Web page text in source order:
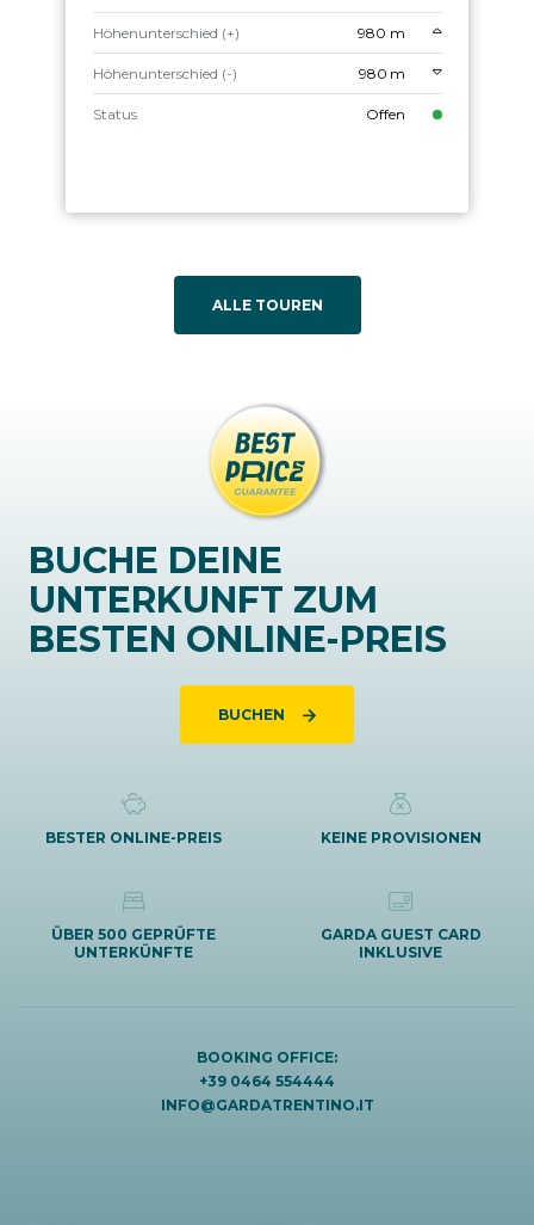
Höhenunterschied (+) 980 m
Höhenunterschied (-) 980 m
Status Offen
ALLE TOUREN
BUCHE DEINE
UNTERKUNFT ZUM
BESTEN ONLINE-PREIS
BUCHEN
BESTER ONLINE-PREIS KEINE PROVISIONEN
ÜBER 500 GEPRÜFTE
UNTERKÜNFTE
GARDA GUEST CARD
INKLUSIVE
BOOKING OFFICE:
+39 0464 554444
INFO@GARDATRENTINO.IT